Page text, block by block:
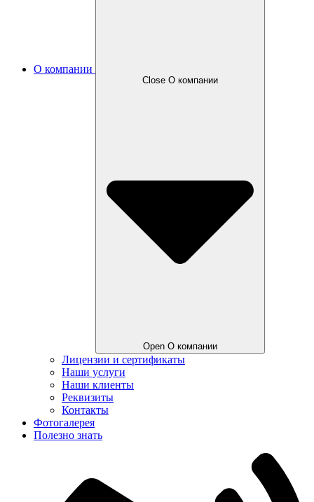
О компании
Close О компании
Open О компании
Лицензии и сертификаты
Наши услуги
Наши клиенты
Реквизиты
Контакты
Фотогалерея
Полезно знать